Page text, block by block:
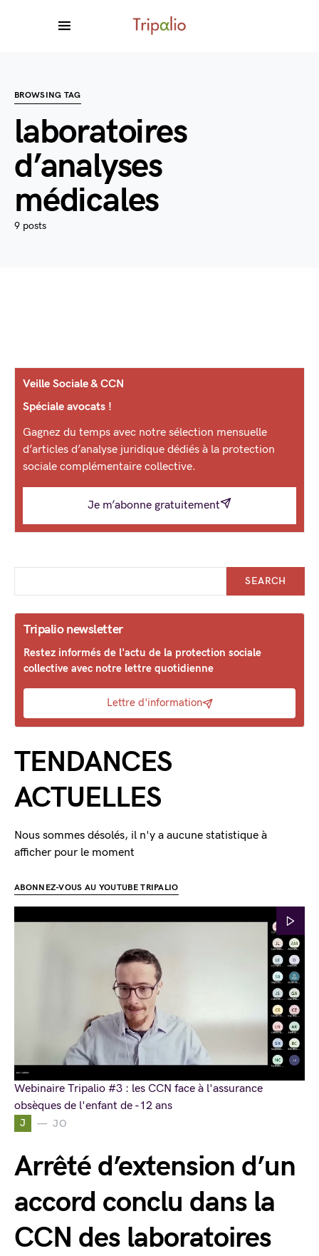
BROWSING TAG
laboratoires
d’analyses
médicales
9 posts
J JO
Arrêté d’extension d’un
accord conclu dans la
CCN des laboratoires
Veille Sociale & CCN
Spéciale avocats !
Gagnez du temps avec notre sélection mensuelle
d’articles d’analyse juridique dédiés à la protection
sociale complémentaire collective.
Je m’abonne gratuitement
SEARCH
Tripalio newsletter
Restez informés de l'actu de la protection sociale
collective avec notre lettre quotidienne
Lettre d'information
TENDANCES
ACTUELLES
Nous sommes désolés, il n'y a aucune statistique à
afficher pour le moment
ABONNEZ-VOUS AU YOUTUBE TRIPALIO
Webinaire Tripalio #3 : les CCN face à l'assurance
obsèques de l'enfant de -12 ans